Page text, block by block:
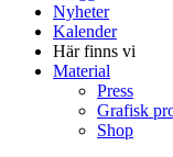
Nyheter
Kalender
Här finns vi
Material
Press
Grafisk
Shop